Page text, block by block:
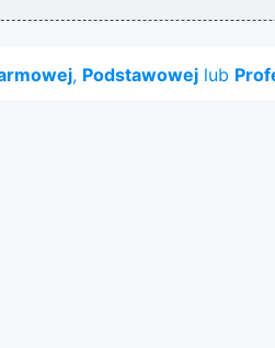
, Podstawowej lub